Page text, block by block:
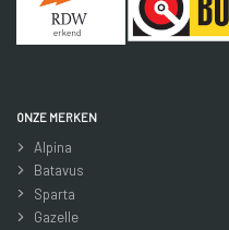
ONZE MERKEN
Alpina
Batavus
Sparta
Gazelle